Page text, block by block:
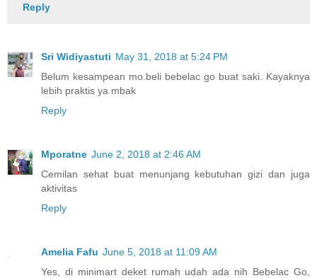
Reply
Sri Widiyastuti May 31, 2018 at 5:24 PM
Belum kesampean mo.beli bebelac go buat saki. Kayaknya
lebih praktis ya mbak
Reply
Mporatne June 2, 2018 at 2:46 AM
Cemilan sehat buat menunjang kebutuhan gizi dan juga
aktivitas
Reply
Amelia Fafu June 5, 2018 at 11:09 AM
Yes, di minimart deket rumah udah ada nih Bebelac Go,